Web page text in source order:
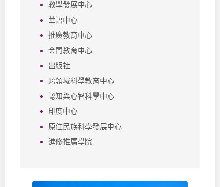
教學發展中心
華語中心
推廣教育中心
金門教育中心
出版社
跨領域科學教育中心
認知與心智科學中心
印度中心
原住民族科學發展中心
進修推廣學院